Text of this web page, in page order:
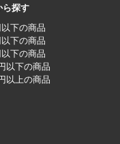
ら探す
下の商品
下の商品
下の商品
以下の商品
以上の商品